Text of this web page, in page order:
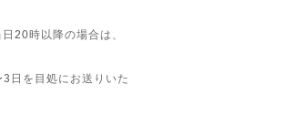
20時以降の場合は、
日を目処にお送りいた